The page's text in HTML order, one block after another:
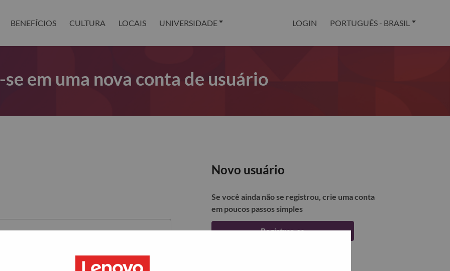
BENEFÍCIOS CULTURA LOCAIS UNIVERSIDADE LOGIN PORTUGUÊS - BRASIL
em uma nova conta de usuário
Novo usuário
Se você ainda não se registrou, crie uma conta
em poucos passos simples
Registrar-se